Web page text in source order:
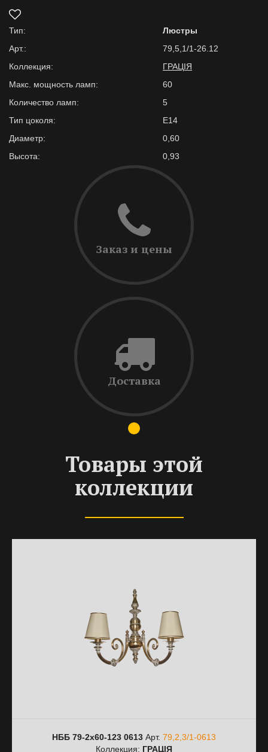
Тип:
Люстры
Арт.:
79,5,1/1-26.12
Коллекция:
ГРАЦІЯ
Макс. мощность ламп:
60
Количество ламп:
5
Тип цоколя:
E14
Диаметр:
0,60
Высота:
0,93
Заказ и цены
Доставка
Товары этой
коллекции
НББ 79-2х60-123 0613 Арт. 79,2,3/1-0613
Коллекция: ГРАЦІЯ